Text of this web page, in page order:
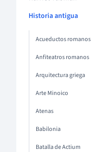
Historia antigua
Acueductos romanos
Anfiteatros romanos
Arquitectura griega
Arte Minoico
Atenas
Babilonia
Batalla de Actium